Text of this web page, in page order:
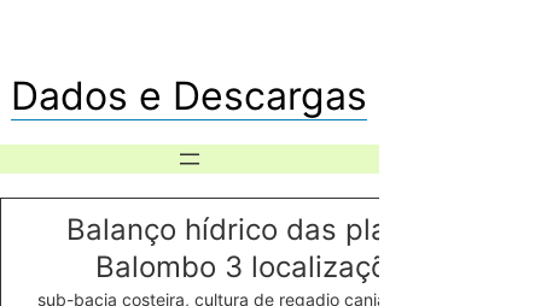
Dados e Descargas
Balanço hídrico das plantas
Balombo 3 localizações
sub-bacia costeira, cultura de regadio canjala, Balombo